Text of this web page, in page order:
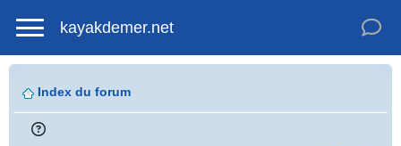
kayakdemer.net
Index du forum